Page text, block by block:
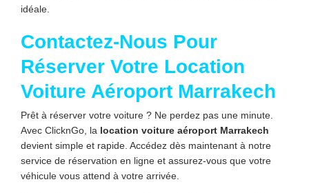
idéale.
Contactez-Nous Pour
Réserver Votre Location
Voiture Aéroport Marrakech
Prêt à réserver votre voiture ? Ne perdez pas une minute.
Avec ClicknGo, la location voiture aéroport Marrakech
devient simple et rapide. Accédez dès maintenant à notre
service de réservation en ligne et assurez-vous que votre
véhicule vous attend à votre arrivée.